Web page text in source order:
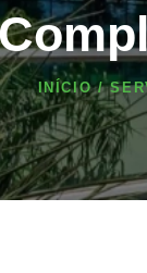
INÍCIO
BLOG